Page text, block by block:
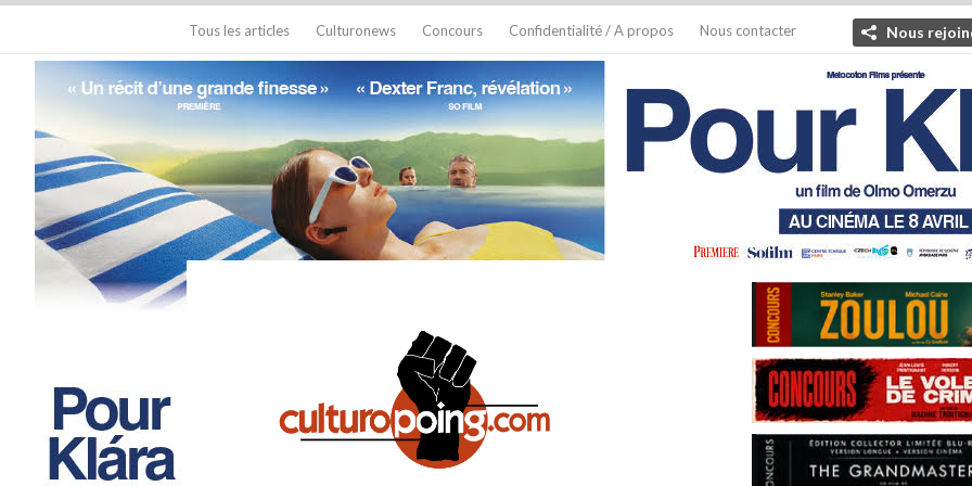
Tous les articles Culturonews Concours Confidentialité / A propos Nous contacter Nous